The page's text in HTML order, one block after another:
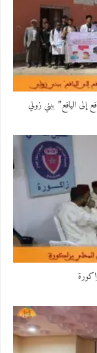
إلى اليافع” ببني زولي